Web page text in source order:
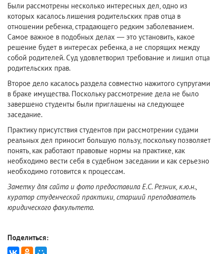
Были рассмотрены несколько интересных дел, одно из
которых касалось лишения родительских прав отца в
отношении ребенка, страдающего редким заболеванием.
Самое важное в подобных делах — это установить, какое
решение будет в интересах ребенка, а не спорящих между
собой родителей. Суд удовлетворил требование и лишил отца
родительских прав.
Второе дело касалось раздела совместно нажитого супругами
в браке имущества. Поскольку рассмотрение дела не было
завершено студенты были приглашены на следующее
заседание.
Практику присутствия студентов при рассмотрении судами
реальных дел приносит большую пользу, поскольку позволяет
понять, как работают правовые нормы на практике, как
необходимо вести себя в судебном заседании и как серьезно
необходимо готовится к процессам.
Заметку для сайта и фото предоставила Е.С. Резник, к.ю.н.,
куратор студенческой практики, старший преподаватель
юридического факультета.
Поделиться: